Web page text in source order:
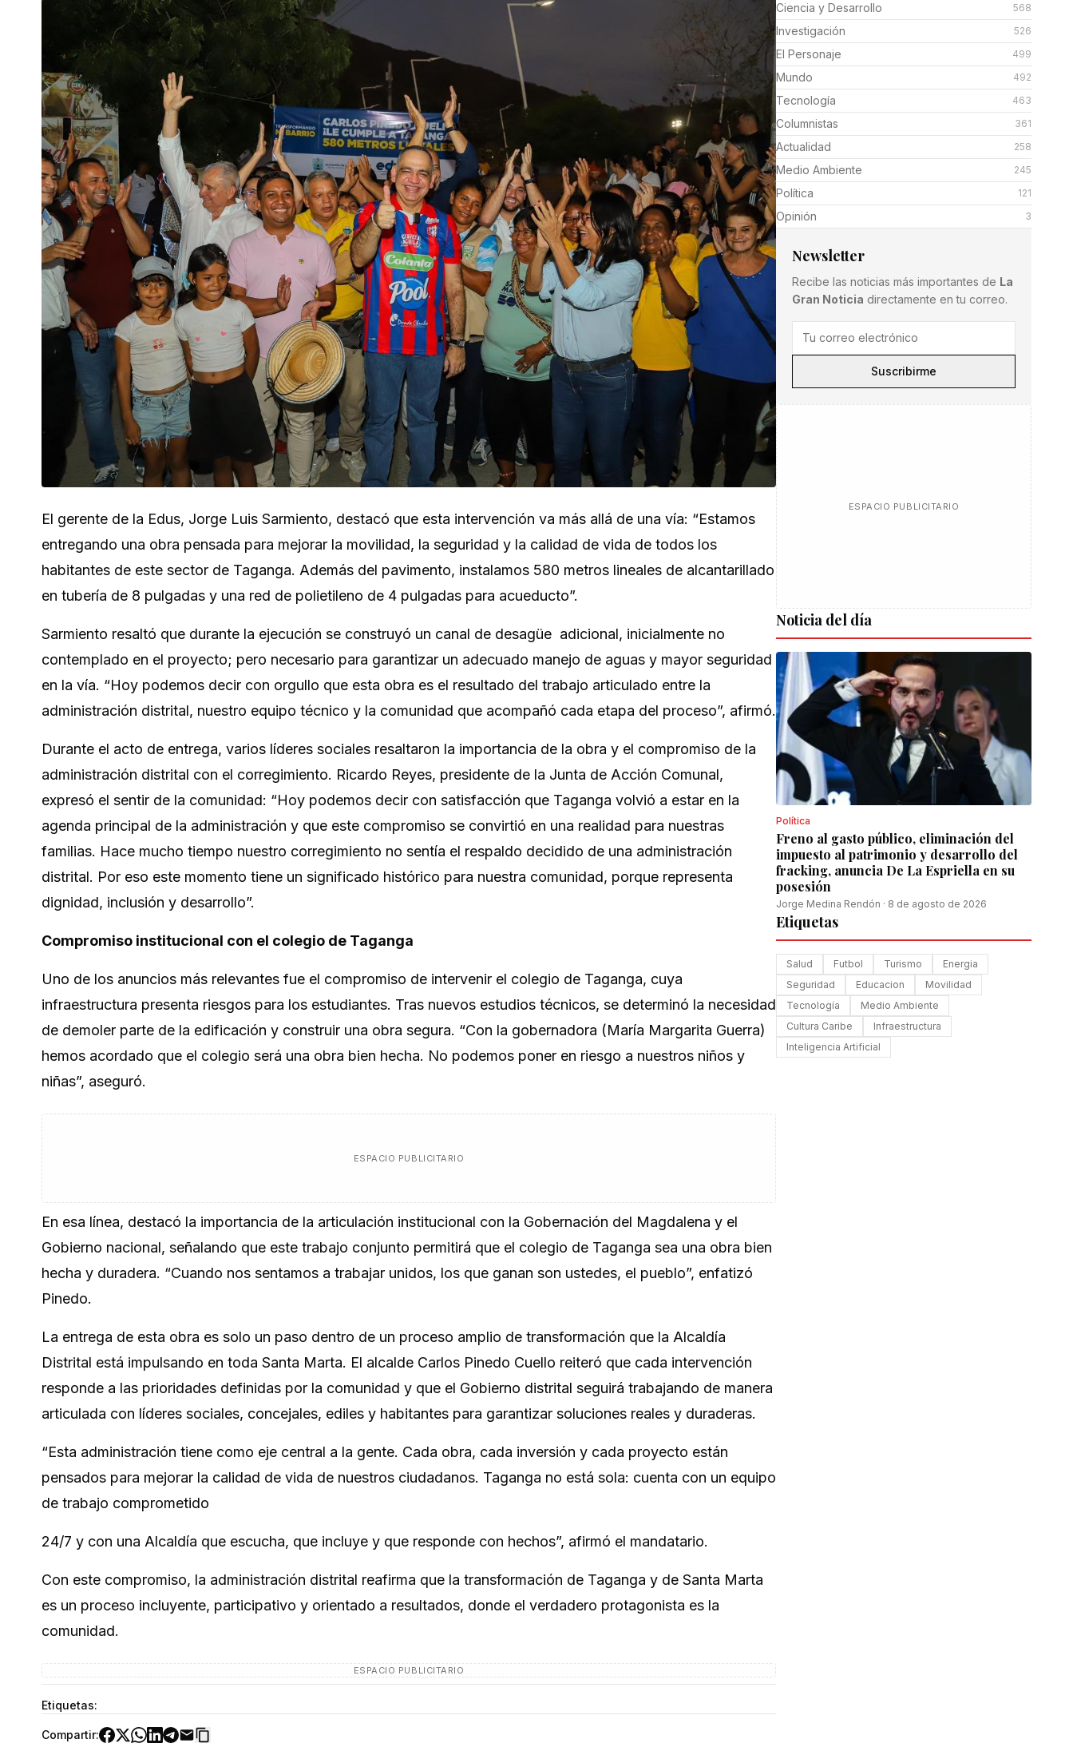
El gerente de la Edus, Jorge Luis Sarmiento, destacó que esta intervención va más allá de una vía: “Estamos
entregando una obra pensada para mejorar la movilidad, la seguridad y la calidad de vida de todos los
habitantes de este sector de Taganga. Además del pavimento, instalamos 580 metros lineales de alcantarillado
en tubería de 8 pulgadas y una red de polietileno de 4 pulgadas para acueducto”.
Sarmiento resaltó que durante la ejecución se construyó un canal de desagüe adicional, inicialmente no
contemplado en el proyecto; pero necesario para garantizar un adecuado manejo de aguas y mayor seguridad
en la vía. “Hoy podemos decir con orgullo que esta obra es el resultado del trabajo articulado entre la
administración distrital, nuestro equipo técnico y la comunidad que acompañó cada etapa del proceso”, afirmó.
Durante el acto de entrega, varios líderes sociales resaltaron la importancia de la obra y el compromiso de la
administración distrital con el corregimiento. Ricardo Reyes, presidente de la Junta de Acción Comunal,
expresó el sentir de la comunidad: “Hoy podemos decir con satisfacción que Taganga volvió a estar en la
agenda principal de la administración y que este compromiso se convirtió en una realidad para nuestras
familias. Hace mucho tiempo nuestro corregimiento no sentía el respaldo decidido de una administración
distrital. Por eso este momento tiene un significado histórico para nuestra comunidad, porque representa
dignidad, inclusión y desarrollo”.
Compromiso institucional con el colegio de Taganga
Uno de los anuncios más relevantes fue el compromiso de intervenir el colegio de Taganga, cuya
infraestructura presenta riesgos para los estudiantes. Tras nuevos estudios técnicos, se determinó la necesidad
de demoler parte de la edificación y construir una obra segura. “Con la gobernadora (María Margarita Guerra)
hemos acordado que el colegio será una obra bien hecha. No podemos poner en riesgo a nuestros niños y
niñas”, aseguró.
ESPACIO PUBLICITARIO
En esa línea, destacó la importancia de la articulación institucional con la Gobernación del Magdalena y el
Gobierno nacional, señalando que este trabajo conjunto permitirá que el colegio de Taganga sea una obra bien
hecha y duradera. “Cuando nos sentamos a trabajar unidos, los que ganan son ustedes, el pueblo”, enfatizó
Pinedo.
La entrega de esta obra es solo un paso dentro de un proceso amplio de transformación que la Alcaldía
Distrital está impulsando en toda Santa Marta. El alcalde Carlos Pinedo Cuello reiteró que cada intervención
responde a las prioridades definidas por la comunidad y que el Gobierno distrital seguirá trabajando de manera
articulada con líderes sociales, concejales, ediles y habitantes para garantizar soluciones reales y duraderas.
“Esta administración tiene como eje central a la gente. Cada obra, cada inversión y cada proyecto están
pensados para mejorar la calidad de vida de nuestros ciudadanos. Taganga no está sola: cuenta con un equipo
de trabajo comprometido
24/7 y con una Alcaldía que escucha, que incluye y que responde con hechos”, afirmó el mandatario.
Con este compromiso, la administración distrital reafirma que la transformación de Taganga y de Santa Marta
es un proceso incluyente, participativo y orientado a resultados, donde el verdadero protagonista es la
comunidad.
ESPACIO PUBLICITARIO
Etiquetas:
Compartir:
Ciencia y Desarrollo 568
Investigación 526
El Personaje 499
Mundo 492
Tecnología 463
Columnistas 361
Actualidad 258
Medio Ambiente 245
Política 121
Opinión 3
Newsletter
Recibe las noticias más importantes de La
Gran Noticia directamente en tu correo.
Suscribirme
ESPACIO PUBLICITARIO
Noticia del día
Política
Freno al gasto público, eliminación del
impuesto al patrimonio y desarrollo del
fracking, anuncia De La Espriella en su
posesión
Jorge Medina Rendón · 8 de agosto de 2026
Etiquetas
Salud Futbol Turismo
Energia
Seguridad
Educacion
Movilidad
Tecnología
Medio Ambiente
Cultura Caribe
Infraestructura
Inteligencia Artificial